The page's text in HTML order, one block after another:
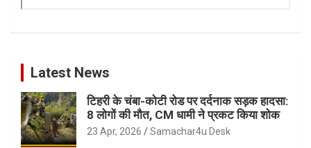
Latest News
टिहरी के चंबा-कोटी रोड पर दर्दनाक सड़क हादसा:
8 लोगों की मौत, CM धामी ने प्रकट किया शोक
23 Apr, 2026 Samachar4u Desk